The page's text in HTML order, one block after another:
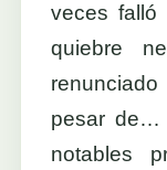
veces
quiebre
pesar de…
notables